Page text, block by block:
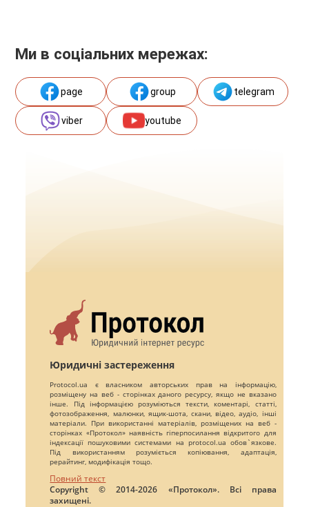
Ми в соціальних мережах:
page group telegram
viber youtube
Юридичні застереження
Protocol.ua є власником авторських прав на інформацію,
розміщену на веб - сторінках даного ресурсу, якщо не вказано
інше. Під інформацією розуміються тексти, коментарі, статті,
фотозображення, малюнки, ящик-шота, скани, відео, аудіо, інші
матеріали. При використанні матеріалів, розміщених на веб -
сторінках «Протокол» наявність гіперпосилання відкритого для
індексації пошуковими системами на protocol.ua обов`язкове.
Під використанням розуміється копіювання, адаптація,
рерайтинг, модифікація тощо.
Повний текст
Copyright © 2014-2026 «Протокол». Всі права
захищені.